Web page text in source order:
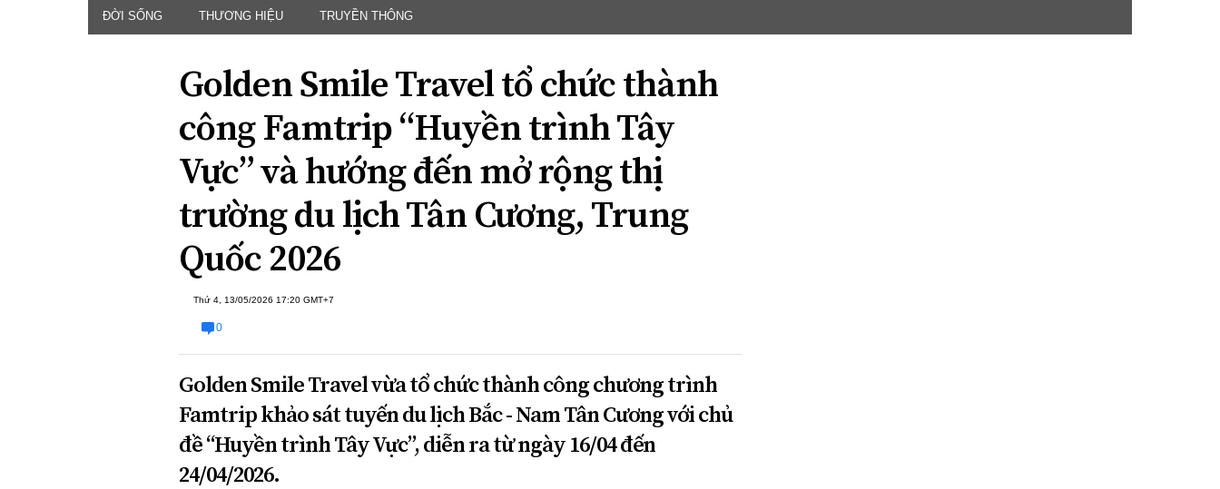
TOÀN CẢNH
Chính sách
Đối thoại
PHÁP LUẬT
luật
Góc nhìn luật gia
Hồ sơ điều tra
Tiếng nói công dân
An ninh - Hình sự
Tài chính - Ngân
hàng
Kinh tế vĩ mô
nghiệp
Xu hướng thị
trường
Tiêu dùng và dư
ĐA CHIỀU
Xi nhan Trái Phải
Bạn đọc viết
ĐỜI SỐNG THƯƠNG HIỆU TRUYỀN THÔNG
Golden Smile Travel tổ chức thành
công Famtrip “Huyền trình Tây
Vực” và hướng đến mở rộng thị
trường du lịch Tân Cương, Trung
Quốc 2026
Thứ 4, 13/05/2026 17:20 GMT+7
0
Golden Smile Travel vừa tổ chức thành công chương trình
Famtrip khảo sát tuyến du lịch Bắc - Nam Tân Cương với chủ
đề “Huyền trình Tây Vực”, diễn ra từ ngày 16/04 đến
24/04/2026.